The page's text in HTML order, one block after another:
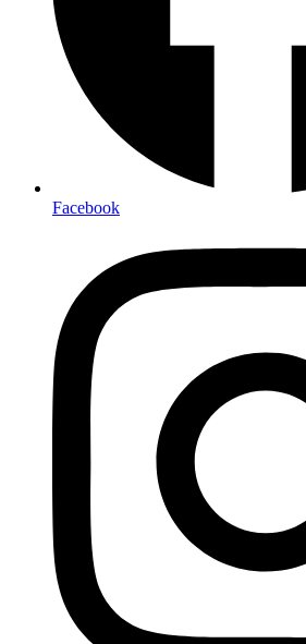
Facebook